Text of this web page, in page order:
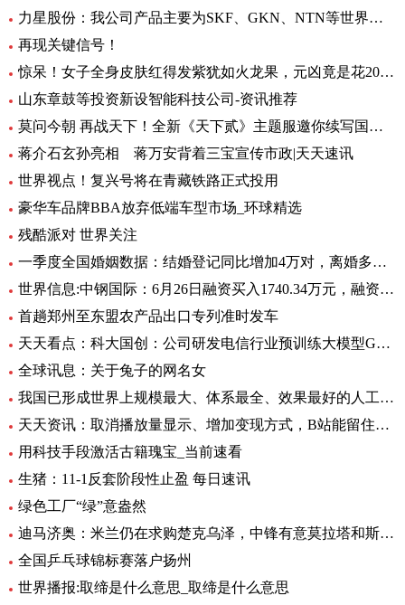
力星股份：我公司产品主要为SKF、GKN、NTN等世界著名的轴承公司配套 全球热点评
再现关键信号！
惊呆！女子全身皮肤红得发紫犹如火龙果，元凶竟是花20块钱买的……_每日观点
山东章鼓等投资新设智能科技公司-资讯推荐
莫问今朝 再战天下！全新《天下贰》主题服邀你续写国韵风华！_当前播报
蒋介石玄孙亮相 蒋万安背着三宝宣传市政|天天速讯
世界视点！复兴号将在青藏铁路正式投用
豪华车品牌BBA放弃低端车型市场_环球精选
残酷派对 世界关注
一季度全国婚姻数据：结婚登记同比增加4万对，离婚多了12万对
世界信息:中钢国际：6月26日融资买入1740.34万元，融资融券余额2.76亿元
首趟郑州至东盟农产品出口专列准时发车
天天看点：科大国创：公司研发电信行业预训练大模型GC-TeleGPT 现已在电信智能客服等领域实现落地应用
全球讯息：关于兔子的网名女
我国已形成世界上规模最大、体系最全、效果最好的人工影响天气作业力量
天天资讯：取消播放量显示、增加变现方式，B站能留住UP主吗？
用科技手段激活古籍瑰宝_当前速看
生猪：11-1反套阶段性止盈 每日速讯
绿色工厂“绿”意盎然
迪马济奥：米兰仍在求购楚克乌泽，中锋有意莫拉塔和斯卡马卡-全球新资讯
全国乒乓球锦标赛落户扬州
世界播报:取缔是什么意思_取缔是什么意思